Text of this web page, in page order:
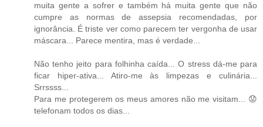
muita gente a sofrer e também há muita gente que não
cumpre as normas de assepsia recomendadas, por
ignorância. É triste ver como parecem ter vergonha de usar
máscara... Parece mentira, mas é verdade...
Não tenho jeito para folhinha caída... O stress dá-me para
ficar hiper-ativa... Atiro-me às limpezas e culinária...
Srrssss...
Para me protegerem os meus amores não me visitam... 😟
telefonam todos os dias...